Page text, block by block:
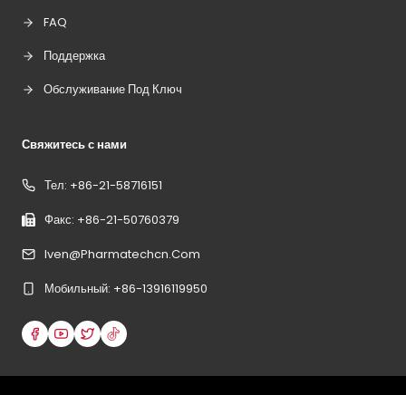
FAQ
Поддержка
Обслуживание Под Ключ
Свяжитесь с нами
Тел: +86-21-58716151
Факс: +86-21-50760379
Iven@pharmatechcn.com
Мобильный: +86-13916119950